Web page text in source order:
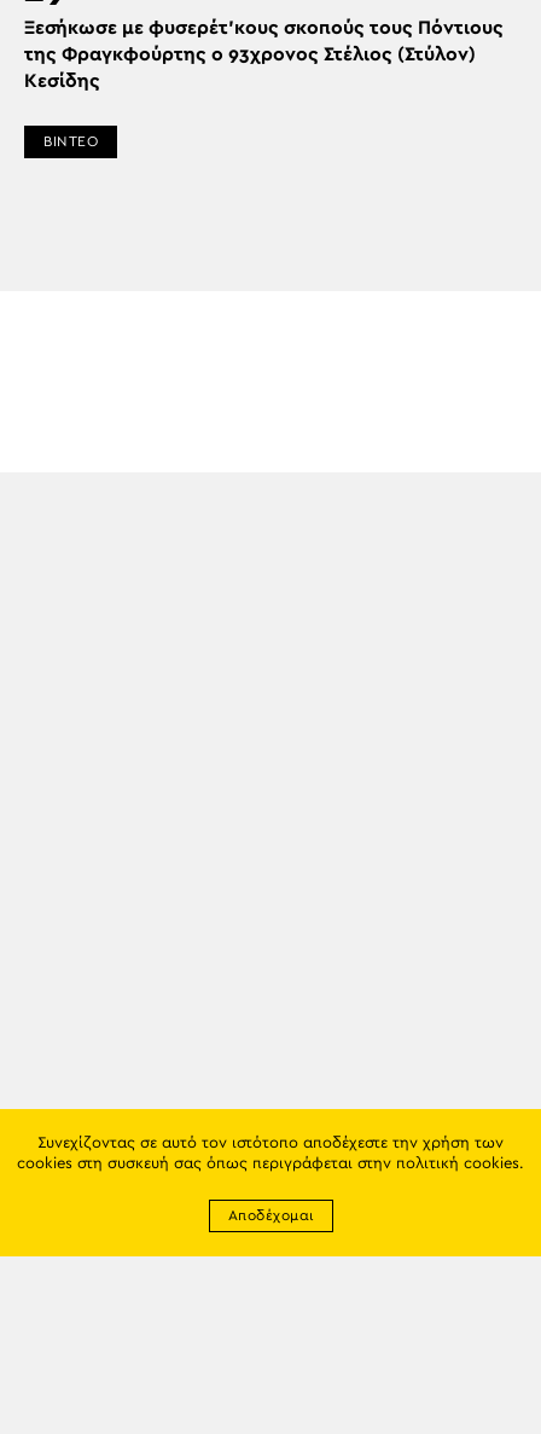
Ξεσήκωσε με φυσερέτ’κους σκοπούς τους Πόντιους
της Φραγκφούρτης ο 93χρονος Στέλιος (Στύλον)
Κεσίδης
ΒΙΝΤΕΟ
Συνεχίζοντας σε αυτό τον ιστότοπο αποδέχεστε την χρήση των
cookies στη συσκευή σας όπως περιγράφεται στην πολιτική cookies.
Αποδέχομαι